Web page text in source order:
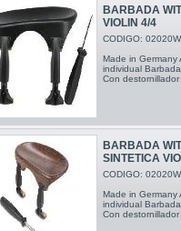
BARBADA
VIOLIN 4/4
CODIGO:
Made in Germany
individual
Con destornillador
BARBADA
SINTETICA
CODIGO:
Made in Germany
individual
Con destornillador